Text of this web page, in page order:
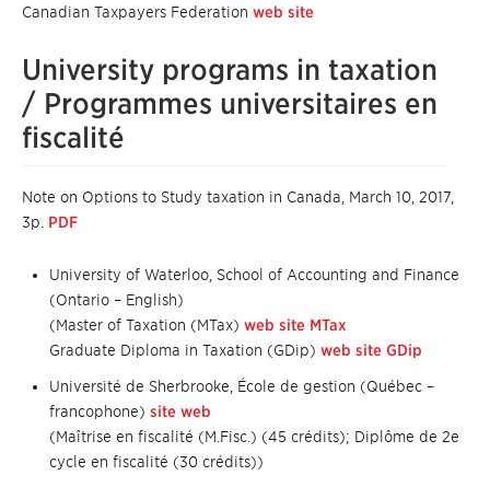
Canadian Taxpayers Federation web site
University programs in taxation
/ Programmes universitaires en
fiscalité
Note on Options to Study taxation in Canada, March 10, 2017,
3p. PDF
University of Waterloo, School of Accounting and Finance
(Ontario – English)
(Master of Taxation (MTax) web site MTax
Graduate Diploma in Taxation (GDip) web site GDip
Université de Sherbrooke, École de gestion (Québec –
francophone) site web
(Maîtrise en fiscalité (M.Fisc.) (45 crédits); Diplôme de 2e
cycle en fiscalité (30 crédits))